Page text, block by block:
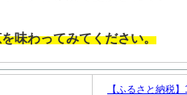
味わってみてください。
【ふるさと納税